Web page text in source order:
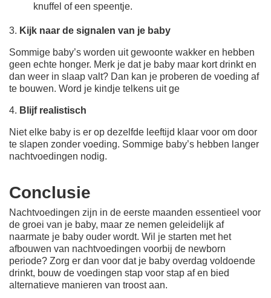
knuffel of een speentje.
3. Kijk naar de signalen van je baby
Sommige baby’s worden uit gewoonte wakker en hebben
geen echte honger. Merk je dat je baby maar kort drinkt en
dan weer in slaap valt? Dan kan je proberen de voeding af
te bouwen. Word je kindje telkens uit ge
4. Blijf realistisch
Niet elke baby is er op dezelfde leeftijd klaar voor om door
te slapen zonder voeding. Sommige baby’s hebben langer
nachtvoedingen nodig.
Conclusie
Nachtvoedingen zijn in de eerste maanden essentieel voor
de groei van je baby, maar ze nemen geleidelijk af
naarmate je baby ouder wordt. Wil je starten met het
afbouwen van nachtvoedingen voorbij de newborn
periode? Zorg er dan voor dat je baby overdag voldoende
drinkt, bouw de voedingen stap voor stap af en bied
alternatieve manieren van troost aan.